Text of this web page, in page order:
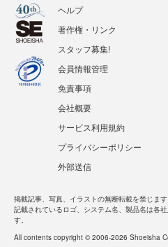
ヘルプ
著作権・リンク
スタッフ募集!
会員情報管理
免責事項
会社概要
サービス利用規約
プライバシーポリシー
外部送信
掲載記事、写真、イラストの無断転載を禁じます
記載されているロゴ、システム名、製品名は各
す。
All contents copyright © 2006-2026 Shoeisha